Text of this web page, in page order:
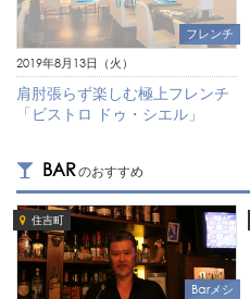
フレンチ
2019年8月13日（火）
肩肘張らず楽しむ極上フレンチ
「ビストロ ドゥ・シエル」
BARのおすすめ
住吉町
Barメシ